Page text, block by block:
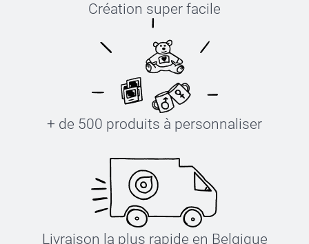
Création super facile
+ de 500 produits à personnaliser
Livraison la plus rapide en Belgique